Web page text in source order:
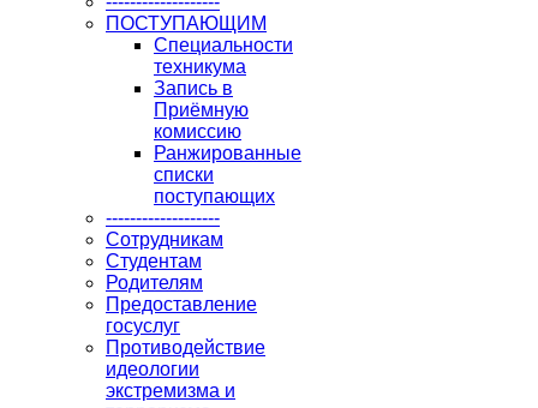
ПОСТУПАЮЩИМ
Специальности
техникума
Запись в
Приёмную
комиссию
Ранжированные
списки
поступающих
-------------------
Сотрудникам
Студентам
Родителям
Предоставление
госуслуг
Противодействие
идеологии
экстремизма и